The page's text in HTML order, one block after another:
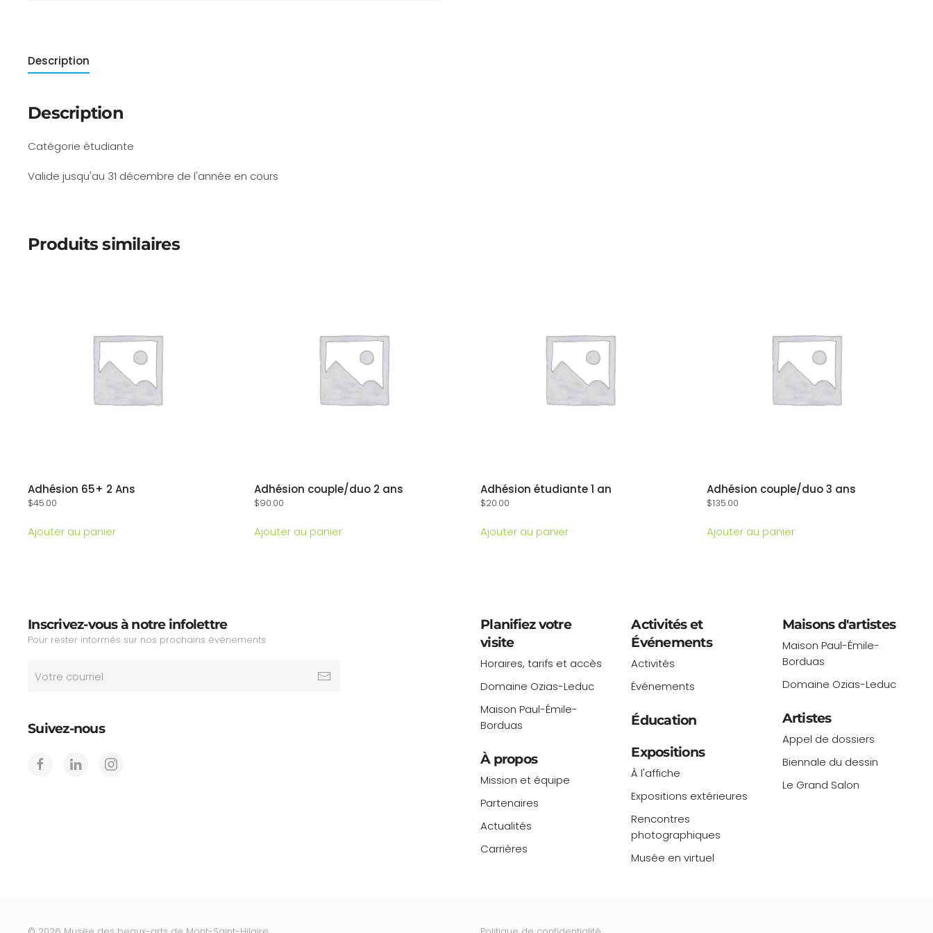
Description
Description
Catégorie étudiante
Valide jusqu'au 31 décembre de l'année en cours
Produits similaires
Adhésion 65+ 2 Ans
$45.00
Ajouter au panier
Adhésion couple/duo 2 ans
$90.00
Ajouter au panier
Adhésion étudiante 1 an
$20.00
Ajouter au panier
Adhésion couple/duo 3 ans
$135.00
Ajouter au panier
Inscrivez-vous à notre infolettre
Pour rester informés sur nos prochains événements
Suivez-nous
Planifiez votre
visite
Horaires, tarifs et accès
Domaine Ozias-Leduc
Maison Paul-Émile-
Borduas
À propos
Mission et équipe
Partenaires
Actualités
Carrières
Activités et
Événements
Activités
Événements
Éducation
Expositions
À l'affiche
Expositions extérieures
Rencontres
photographiques
Musée en virtuel
Maisons d'artistes
Maison Paul-Émile-
Borduas
Domaine Ozias-Leduc
Artistes
Appel de dossiers
Biennale du dessin
Le Grand Salon